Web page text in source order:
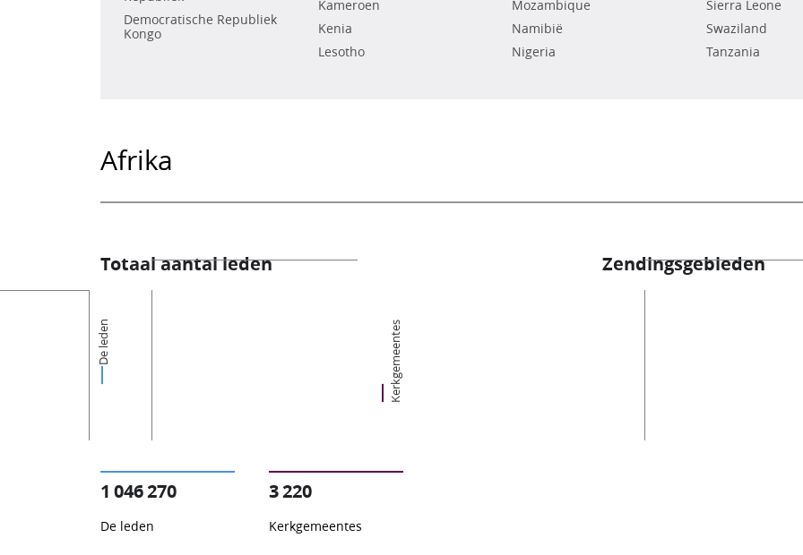
Democratische Republiek
Kongo
Kameroen
Kenia
Lesotho
Mozambique
Namibië
Nigeria
Sierra Leone
Swaziland
Tanzania
Afrika
Totaal aantal leden
De leden Kerkgemeentes
1 046 270
De leden
3 220
Kerkgemeentes
Zendingsgebieden